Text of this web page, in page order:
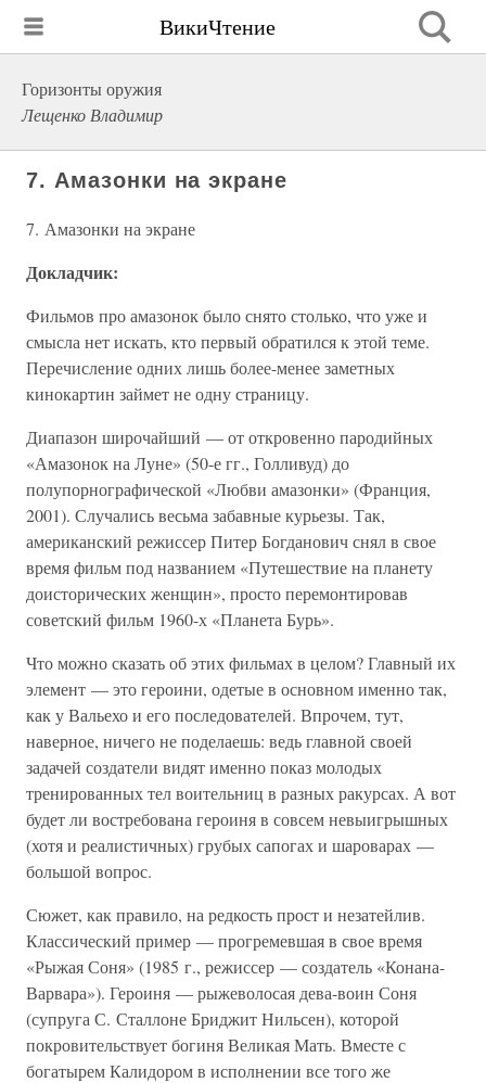
ВикиЧтение
Горизонты оружия
Лещенко Владимир
7. Амазонки на экране
7. Амазонки на экране
Докладчик:
Фильмов про амазонок было снято столько, что уже и
смысла нет искать, кто первый обратился к этой теме.
Перечисление одних лишь более-менее заметных
кинокартин займет не одну страницу.
Диапазон широчайший — от откровенно пародийных
«Амазонок на Луне» (50-е гг., Голливуд) до
полупорнографической «Любви амазонки» (Франция,
2001). Случались весьма забавные курьезы. Так,
американский режиссер Питер Богданович снял в свое
время фильм под названием «Путешествие на планету
доисторических женщин», просто перемонтировав
советский фильм 1960-х «Планета Бурь».
Что можно сказать об этих фильмах в целом? Главный их
элемент — это героини, одетые в основном именно так,
как у Вальехо и его последователей. Впрочем, тут,
наверное, ничего не поделаешь: ведь главной своей
задачей создатели видят именно показ молодых
тренированных тел воительниц в разных ракурсах. А вот
будет ли востребована героиня в совсем невыигрышных
(хотя и реалистичных) грубых сапогах и шароварах —
большой вопрос.
Сюжет, как правило, на редкость прост и незатейлив.
Классический пример — прогремевшая в свое время
«Рыжая Соня» (1985 г., режиссер — создатель «Конана-
Варвара»). Героиня — рыжеволосая дева-воин Соня
(супруга С. Сталлоне Бриджит Нильсен), которой
покровительствует богиня Великая Мать. Вместе с
богатырем Калидором в исполнении все того же